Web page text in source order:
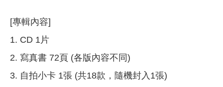
[專輯內容]
1. CD 1片
2. 寫真書 72頁 (各版內容不同)
3. 自拍小卡 1張 (共18款，隨機封入1張)